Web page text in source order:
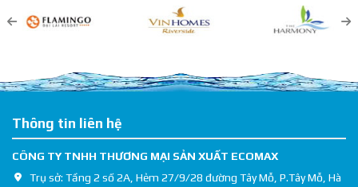
Thông tin liên hệ
CÔNG TY TNHH THƯƠNG MẠI SẢN XUẤT ECOMAX
Trụ sở: Tầng 2 số 2A, Hẻm 27/9/28 đường Tây Mỗ, P.Tây Mỗ, Hà